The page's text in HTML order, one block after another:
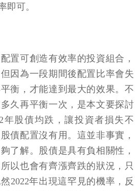
即可。
置可創造有效率的投資組合，
因為一段期間後配置比率會失
衡，才能達到最大的效果。不
久再平衡一次，是本文要探討
年股債均跌，讓投資者損失不
債配置沒有用。這並非事實，
了解。股債是具有負相關性，
以也會有齊漲齊跌的狀況，只
2022年出現這罕見的機率，反